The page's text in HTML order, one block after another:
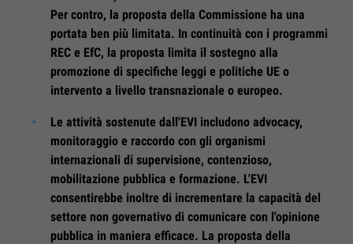
Per contro, la proposta della Commissione ha una
portata ben più limitata. In continuità con i programmi
REC e EfC, la proposta limita il sostegno alla
promozione di specifiche leggi e politiche UE o
intervento a livello transnazionale o europeo.
Le attività sostenute dall'EVI includono advocacy,
monitoraggio e raccordo con gli organismi
internazionali di supervisione, contenzioso,
mobilitazione pubblica e formazione. L'EVI
consentirebbe inoltre di incrementare la capacità del
settore non governativo di comunicare con l'opinione
pubblica in maniera efficace. La proposta della